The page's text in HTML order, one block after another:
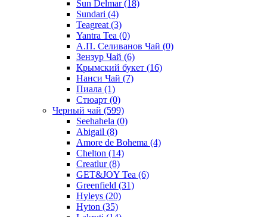
Sun Delmar(18)
Sundari (4)
Teagreat (3)
Yantra Tea (0)
А.П. Селиванов Чай (0)
Зензур Чай (6)
Крымский букет (16)
Нанси Чай (7)
Пиала (1)
Стюарт (0)
Черный чай (599)
Seehahela (0)
Abigail (8)
Amore de Bohema (4)
Chelton (14)
Creatlur(8)
GET&JOY Tea (6)
Greenfield (31)
Hyleys (20)
Hyton (35)